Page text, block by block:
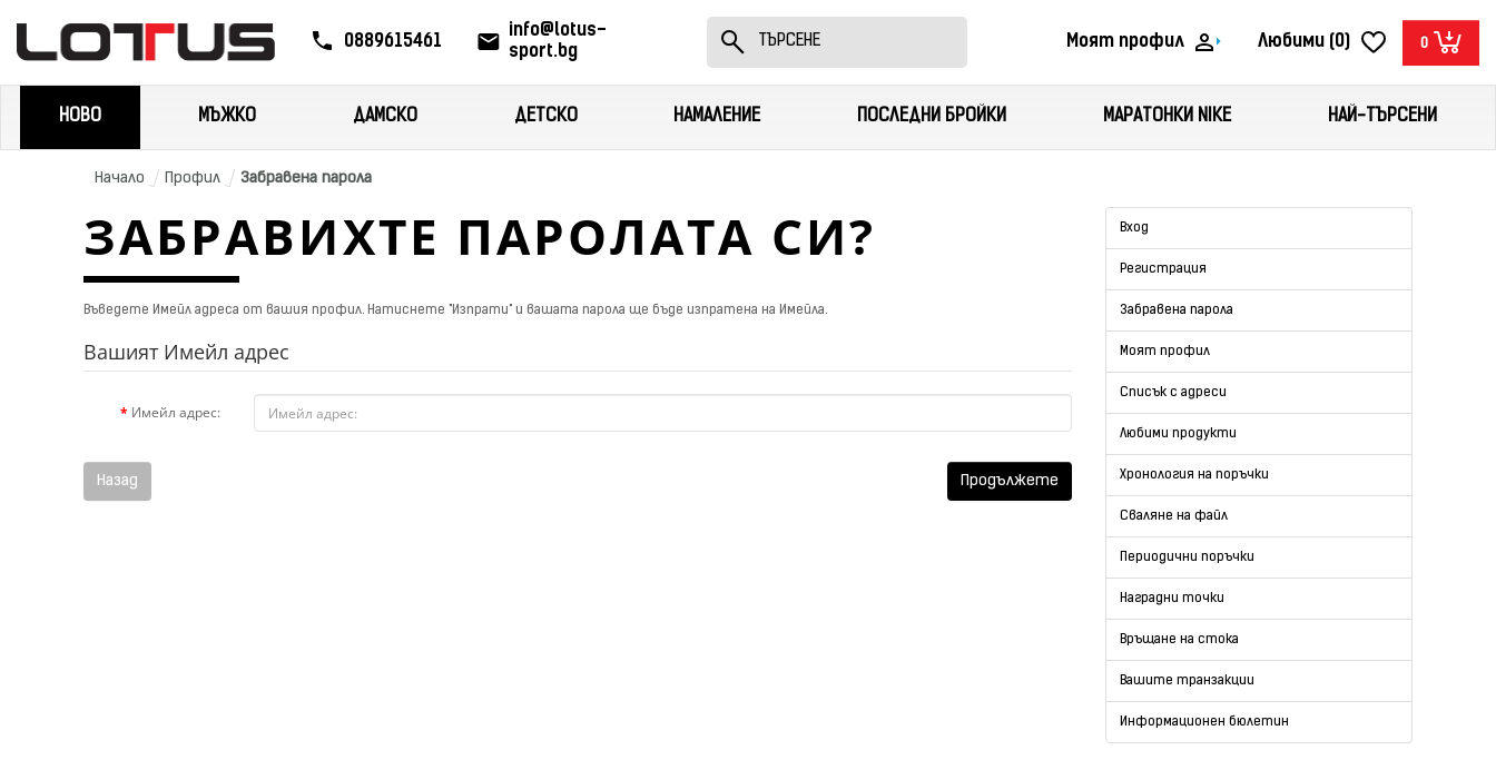
0889615461
info@lotus-
sport.bg
Моят профил Любими (0) 0
НОВО МЪЖКО ДАМСКО ДЕТСКО НАМАЛЕНИЕ ПОСЛЕДНИ БРОЙКИ МАРАТОНКИ NIKE НАЙ-ТЪРСЕНИ
Начало Профил Забравена парола
ЗАБРАВИХТЕ ПАРОЛАТА СИ?
Въведете Имейл адреса от вашия профил. Натиснете "Изпрати" и вашата парола ще бъде изпратена на Имейла.
Вашият Имейл адрес
Имейл адрес:
Назад
Вход
Регистрация
Забравена парола
Моят профил
Списък с адреси
Любими продукти
Хронология на поръчки
Сваляне на файл
Периодични поръчки
Наградни точки
Връщане на стока
Вашите транзакции
Информационен бюлетин